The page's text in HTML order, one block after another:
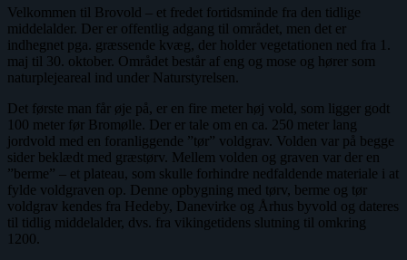
Velkommen til Brovold – et fredet fortidsminde fra den tidlige
middelalder. Der er offentlig adgang til området, men det er
indhegnet pga. græssende kvæg, der holder vegetationen ned fra 1.
maj til 30. oktober. Området består af eng og mose og hører som
naturplejeareal ind under Naturstyrelsen.
Det første man får øje på, er en fire meter høj vold, som ligger godt
100 meter før Bromølle. Der er tale om en ca. 250 meter lang
jordvold med en foranliggende ”tør” voldgrav. Volden var på begge
sider beklædt med græstørv. Mellem volden og graven var der en
”berme” – et plateau, som skulle forhindre nedfaldende materiale i at
fylde voldgraven op. Denne opbygning med tørv, berme og tør
voldgrav kendes fra Hedeby, Danevirke og Århus byvold og dateres
til tidlig middelalder, dvs. fra vikingetidens slutning til omkring
1200.